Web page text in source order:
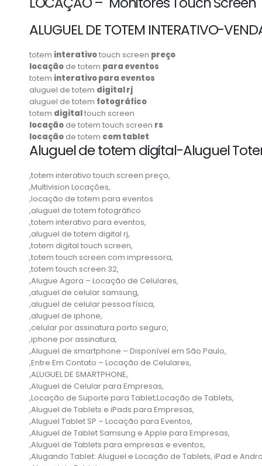
ALUGUEL DE TOTEM INTERATIVO-
totem interativotouch screen preço
locaçãode totem para eventos
totem interativo para eventos
aluguel de totem digital rj
aluguel de totem fotográfico
totem digitaltouch screen
locaçãode totem touch screen rs
locaçãode totem com tablet
Aluguel de totem digital-Aluguel
,totem interativo touch screen preço,
,Multivision Locações,
,locação de totem para eventos
,aluguel de totem fotográfico
,totem interativo para eventos,
,aluguel de totem digital rj,
,totem digital touch screen,
,totem touch screen com impressora,
,totem touch screen 32,
,Alugue Agora – Locação de Celulares,
,aluguel de celular samsung,
,aluguel de celular pessoa física,
,aluguel de iphone,
,celular por assinatura porto seguro,
,iphone por assinatura,
,Aluguel de smartphone – Disponível em São Paulo,
,Entre Em Contato – Locação de Celulares,
,ALUGUEL DE SMARTPHONE,
,Aluguel de Celular para Empresas,
,Locação de Suporte para Tablet;Locação de Tablets,
,Aluguel de Tablets e iPads para Empresas,
,Aluguel Tablet SP – Locação para Eventos,
,Aluguel de Tablet Samsung e Apple para Empresas,
,Aluguel de Tablets para empresas e eventos,
,Alugando Tablet: Aluguel e Locação de Tablets, iPad e